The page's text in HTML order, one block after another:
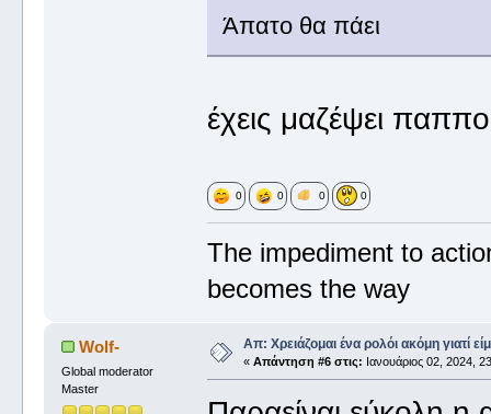
Άπατο θα πάει
έχεις μαζέψει
0 0 0 0
The impediment to
becomes the way
Wolf-
Global moderator
Master
Απ: Χρειάζομαι ένα ρολόι ακόμη γιατί
« Απάντηση #6 στις: Ιανουάριος 02, 2024,